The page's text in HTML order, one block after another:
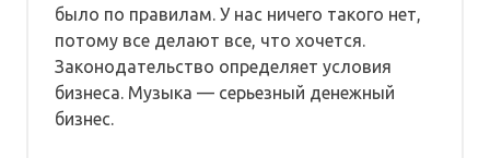
было по правилам. У нас ничего такого нет,
потому все делают все, что хочется.
Законодательство определяет условия
бизнеса. Музыка — серьезный денежный
бизнес.